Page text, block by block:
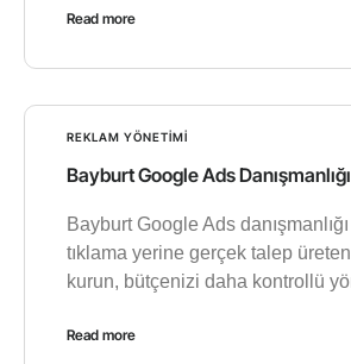
Read more
REKLAM YÖNETIMI
Bayburt Google Ads Danışmanlığı
Bayburt Google Ads
tıklama yerine gerçek talep
kurun, bütçenizi daha kontrollü
Read more